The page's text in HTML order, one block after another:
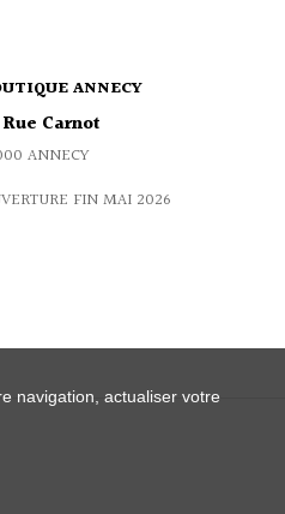
ANNECY
Rue Carnot
ANNECY
FIN MAI 2026
navigation, actualiser votre